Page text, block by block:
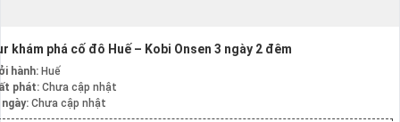
khám phá cố đô Huế – Kobi Onsen 3 ngày 2 đêm
hành: Huế
phát: Chưa cập nhật
Chưa cập nhật